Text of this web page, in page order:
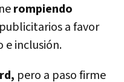
rompiendo
a favor
e inclusión.
pero a paso firme